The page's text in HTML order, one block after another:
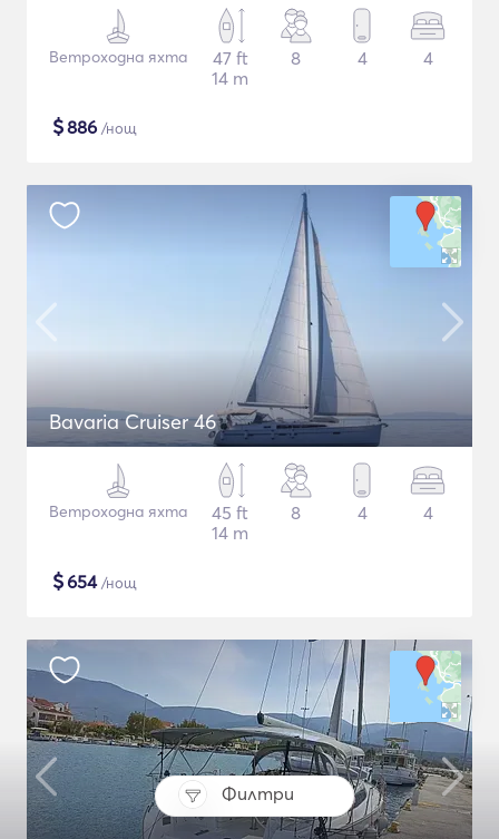
Филтри
Ветроходна яхта
47 ft
14 m
8 4 4
$886 /нощ
Bavaria Cruiser 46
Ветроходна яхта
45 ft
14 m
8 4 4
$654/нощ